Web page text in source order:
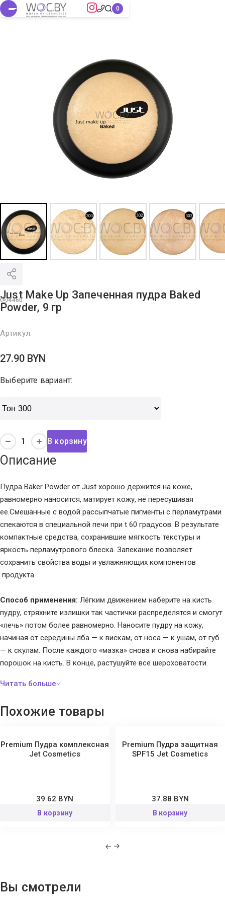
4460
Just Make Up Запеченная пудра Baked
Powder, 9 гр
Артикул:
27.90 BYN
Выберите вариант:
В корзину
Описание
Пудра Baker Powder от Just хорошо держится на коже,
равномерно наносится, матирует кожу, не пересушивая
ее.Смешанные с водой рассыпчатые пигменты с перламутрами
спекаются в специальной печи при t 60 градусов. В результате
компактные средства, сохранившие мягкость текстуры и
яркость перламутрового блеска. Запекание позволяет
сохранить свойства воды и увлажняющих компонентов
продукта.
Способ применения: Лёгким движением наберите на кисть
пудру, стряхните излишки так частички распределятся и смогут
«лечь» потом более равномерно. Наносите пудру на кожу,
начиная от середины лба — к вискам, от носа — к ушам, от губ
— к скулам. После каждого «мазка» снова и снова набирайте
порошок на кисть. В конце, растушуйте все шероховатости.
Похожие товары
Premium Пудра комплексная
Jet Cosmetics
39.62 BYN
В корзину
Premium Пудра защитная
SPF15 Jet Cosmetics
37.88 BYN
В корзину
Вы смотрели